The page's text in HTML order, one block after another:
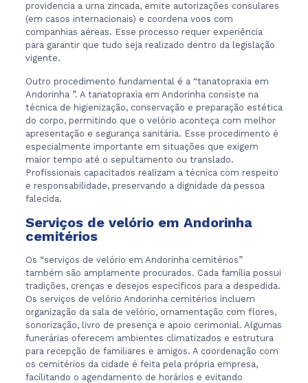
providencia a urna zincada, emite autorizações consulares
(em casos internacionais) e coordena voos com
companhias aéreas. Esse processo requer experiência
para garantir que tudo seja realizado dentro da legislação
vigente.
Outro procedimento fundamental é a “tanatopraxia em
Andorinha ”. A tanatopraxia em Andorinha consiste na
técnica de higienização, conservação e preparação estética
do corpo, permitindo que o velório aconteça com melhor
apresentação e segurança sanitária. Esse procedimento é
especialmente importante em situações que exigem
maior tempo até o sepultamento ou translado.
Profissionais capacitados realizam a técnica com respeito
e responsabilidade, preservando a dignidade da pessoa
falecida.
Serviços de velório em Andorinha
cemitérios
Os “serviços de velório em Andorinha cemitérios”
também são amplamente procurados. Cada família possui
tradições, crenças e desejos específicos para a despedida.
Os serviços de velório Andorinha cemitérios incluem
organização da sala de velório, ornamentação com flores,
sonorização, livro de presença e apoio cerimonial. Algumas
funerárias oferecem ambientes climatizados e estrutura
para recepção de familiares e amigos. A coordenação com
os cemitérios da cidade é feita pela própria empresa,
facilitando o agendamento de horários e evitando